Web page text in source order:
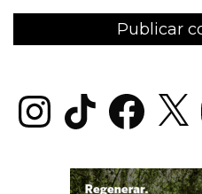
InstagramTikTok Facebook
X